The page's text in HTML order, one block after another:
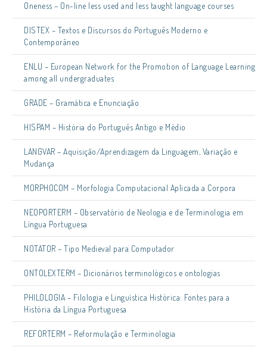
Oneness – On-line less used and less taught language courses
DISTEX – Textos e Discursos do Português Moderno e
Contemporâneo
ENLU – European Network for the Promotion of Language Learning
among all undergraduates
GRADE – Gramática e Enunciação
HISPAM – História do Português Antigo e Médio
LANGVAR – Aquisição/Aprendizagem da Linguagem, Variação e
Mudança
MORPHOCOM – Morfologia Computacional Aplicada a Corpora
NEOPORTERM – Observatório de Neologia e de Terminologia em
Língua Portuguesa
NOTATOR – Tipo Medieval para Computador
ONTOLEXTERM – Dicionários terminológicos e ontologias
PHILOLOGIA – Filologia e Linguística Histórica: Fontes para a
História da Língua Portuguesa
REFORTERM – Reformulação e Terminologia